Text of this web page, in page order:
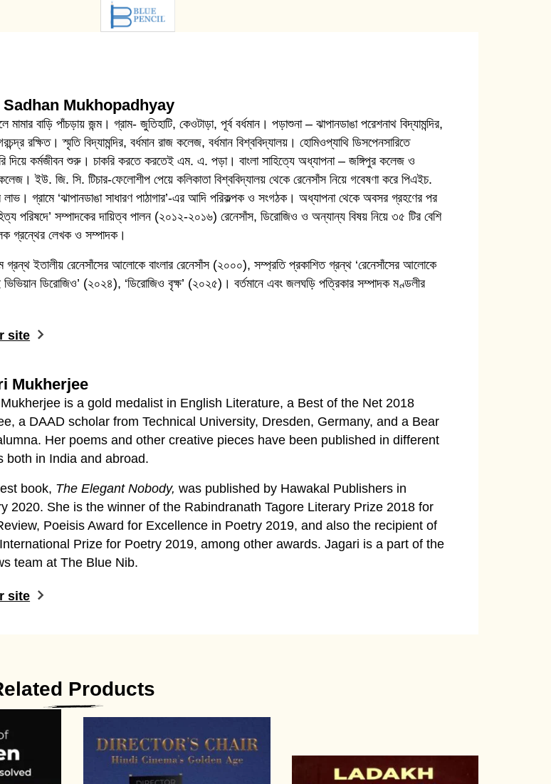
Mukhopadhyay
মামার বাড়ি পাঁচড়ায় জন্ম। গ্রাম- জুতিহাটি, কেওটাড়া, পূর্ব বর্ধমান। পড়াশুনা – ঝাপানডাঙা পরেশনাথ বিদ্যামন্দির,
রক্ষিত। স্মৃতি বিদ্যামন্দির, বর্ধমান রাজ কলেজ, বর্ধমান বিশ্ববিদ্যালয়। হোমিওপ্যাথি ডিসপেনসারিতে
দিয়ে কর্মজীবন শুরু। চাকরি করতে করতেই এম. এ. পড়া। বাংলা সাহিত্যে অধ্যাপনা – জঙ্গিপুর কলেজ ও
ইউ. জি. সি. টিচার-ফেলোশীপ পেয়ে কলিকাতা বিশ্ববিদ্যালয় থেকে রেনেসাঁস নিয়ে গবেষণা করে পিএইচ.
লাভ। গ্রামে ‘ঝাপানডাঙা সাধারণ পাঠাগার’-এর আদি পরিকল্পক ও সংগঠক। অধ্যাপনা থেকে অবসর গ্রহণের পর
পরিষদে’ সম্পাদকের দায়িত্ব পালন (২০১২-২০১৬) রেনেসাঁস, ডিরোজিও ও অন্যান্য বিষয় নিয়ে ৩৫ টির বেশি
গ্রন্থের লেখক ও সম্পাদক।
গ্রন্থ ইতালীয় রেনেসাঁসের আলোকে বাংলার রেনেসাঁস (২০০০), সম্প্রতি প্রকাশিত গ্রন্থ ‘রেনেসাঁসের আলোকে
ভিভিয়ান ডিরোজিও’ (২০২৪), ‘ডিরোজিও বৃক্ষ’ (২০২৫)। বর্তমানে এবং জলঘড়ি পত্রিকার সম্পাদক মণ্ডলীর
site
Mukherjee
is a gold medalist in English Literature, a Best of the Net 2018
a DAAD scholar from Technical University, Dresden, Germany, and a Bear
Her poems and other creative pieces have been published in different
both in India and abroad.
book, The Elegant Nobody, was published by Hawakal Publishers in
2020. She is the winner of the Rabindranath Tagore Literary Prize 2018 for
Poeisis Award for Excellence in Poetry 2019, and also the recipient of
Prize for Poetry 2019, among other awards. Jagari is a part of the
team at The Blue Nib.
site
Products